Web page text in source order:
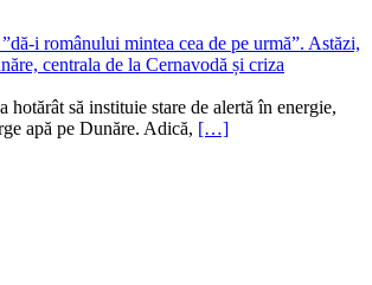
i românului mintea cea de pe urmă”. Astăzi,
centrala de la Cernavodă și criza
hotărât să instituie stare de alertă în energie,
apă pe Dunăre. Adică, […]